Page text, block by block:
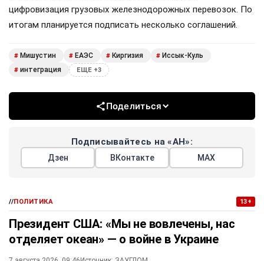
цифровизация грузовых железнодорожных перевозок. По
итогам планируется подписать несколько соглашений.
# Мишустин # ЕАЭС # Киргизия # Иссык-Куль
# интеграция ЕЩЕ +3
Поделиться
Подписывайтесь на «АН»:
Дзен ВКонтакте МАХ
//ПОЛИТИКА 13+
Президент США: «Мы не вовлечены, нас
отделяет океан» — о войне в Украине